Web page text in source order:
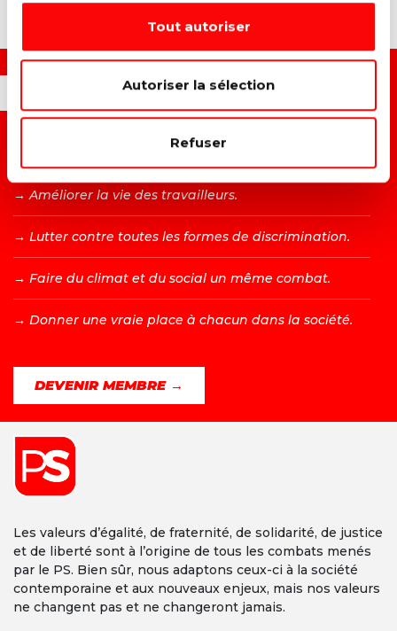
Tout autoriser
Autoriser la sélection
Refuser
Les valeurs d’égalité, de fraternité, de solidarité, de justice
et de liberté sont à l’origine de tous les combats menés
par le PS. Bien sûr, nous adaptons ceux-ci à la société
contemporaine et aux nouveaux enjeux, mais nos valeurs
ne changent pas et ne changeront jamais.
OUI, JE VEUX...
onstruire un monde plus juste et solidaire.
→ Améliorer la vie des travailleurs.
→ Lutter contre toutes les formes de discrimination.
→ Faire du climat et du social un même combat.
→ Donner une vraie place à chacun dans la société.
DEVENIR MEMBRE →